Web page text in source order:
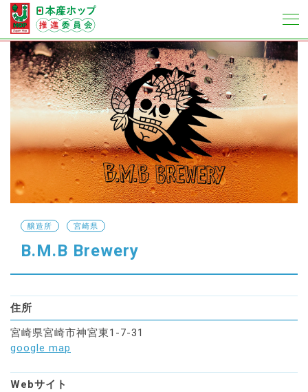
醸造所 宮崎県
B.M.B Brewery
住所
宮崎県宮崎市神宮東1-7-31
google map
Webサイト